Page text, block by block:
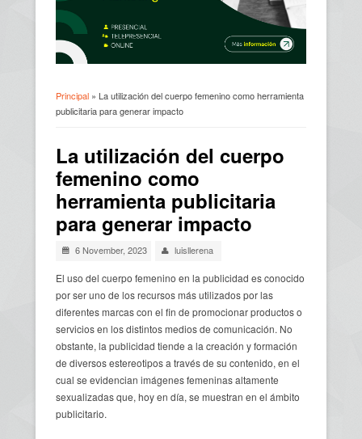
Principal » La utilización del cuerpo femenino como herramienta
publicitaria para generar impacto
La utilización del cuerpo
femenino como
herramienta publicitaria
para generar impacto
6 November, 2023 luisllerena
El uso del cuerpo femenino en la publicidad es conocido
por ser uno de los recursos más utilizados por las
diferentes marcas con el fin de promocionar productos o
servicios en los distintos medios de comunicación. No
obstante, la publicidad tiende a la creación y formación
de diversos estereotipos a través de su contenido, en el
cual se evidencian imágenes femeninas altamente
sexualizadas que, hoy en día, se muestran en el ámbito
publicitario.